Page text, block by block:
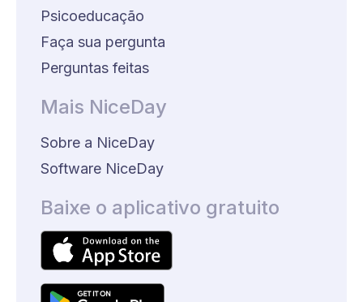
Psicoeducação
Faça sua pergunta
Perguntas feitas
Mais NiceDay
Sobre a NiceDay
Software NiceDay
Baixe o aplicativo gratuito